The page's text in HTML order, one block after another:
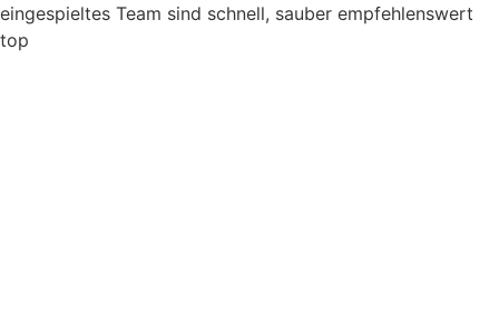
eingespieltes Team sind schnell, sauber empfehlenswert
top